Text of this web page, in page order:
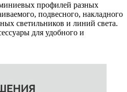
профилей разных
подвесного, накладного
светильников и линий света.
для удобного и